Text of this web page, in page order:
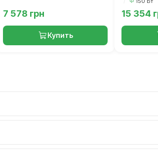
7 578 грн
Купить
15 354